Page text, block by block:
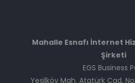
Mahalle Esnafı İnternet
Şirketi
EGS Business
Yeşilköy Mah. Atatürk Cad.